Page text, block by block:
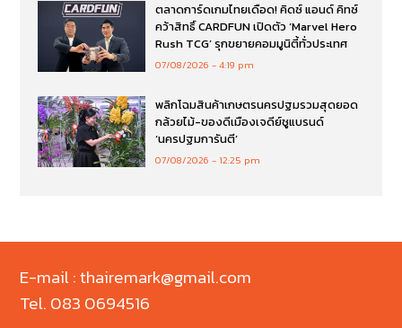
ตลาดการ์ดเกมไทยเดือด! คิดซ์ แอนด์ คิทซ์
คว้าสิทธิ์ CARDFUN เปิดตัว ‘Marvel Hero
Rush TCG’ รุกขยายคอมมูนิตี้ทั่วประเทศ
07/08/2026 4:19 pm
พลิกโฉมสินค้าเกษตรนครปฐมรวมสุดยอด
กล้วยไม้-ของดีเมืองเจดีย์ชูแบรนด์
‘นครปฐมการันตี’
07/08/2026 12:25 pm
E-mail : thairemark@gmail.com
Tel. 083 0694516